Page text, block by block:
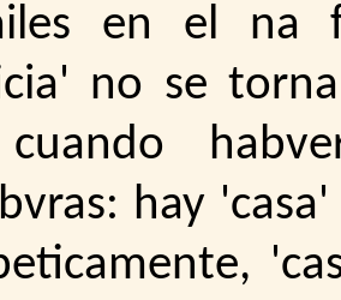
en el na
no se
hay